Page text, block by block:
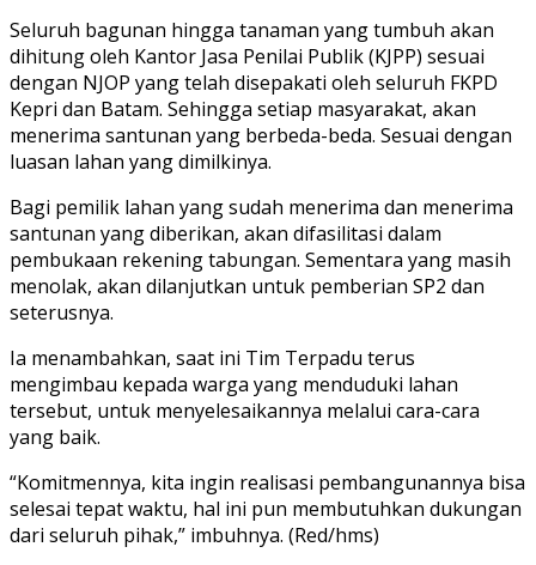
Seluruh bagunan hingga tanaman yang tumbuh akan
dihitung oleh Kantor Jasa Penilai Publik (KJPP) sesuai
dengan NJOP yang telah disepakati oleh seluruh FKPD
Kepri dan Batam. Sehingga setiap masyarakat, akan
menerima santunan yang berbeda-beda. Sesuai dengan
luasan lahan yang dimilkinya.
Bagi pemilik lahan yang sudah menerima dan menerima
santunan yang diberikan, akan difasilitasi dalam
pembukaan rekening tabungan. Sementara yang masih
menolak, akan dilanjutkan untuk pemberian SP2 dan
seterusnya.
Ia menambahkan, saat ini Tim Terpadu terus
mengimbau kepada warga yang menduduki lahan
tersebut, untuk menyelesaikannya melalui cara-cara
yang baik.
“Komitmennya, kita ingin realisasi pembangunannya bisa
selesai tepat waktu, hal ini pun membutuhkan dukungan
dari seluruh pihak,” imbuhnya. (Red/hms)